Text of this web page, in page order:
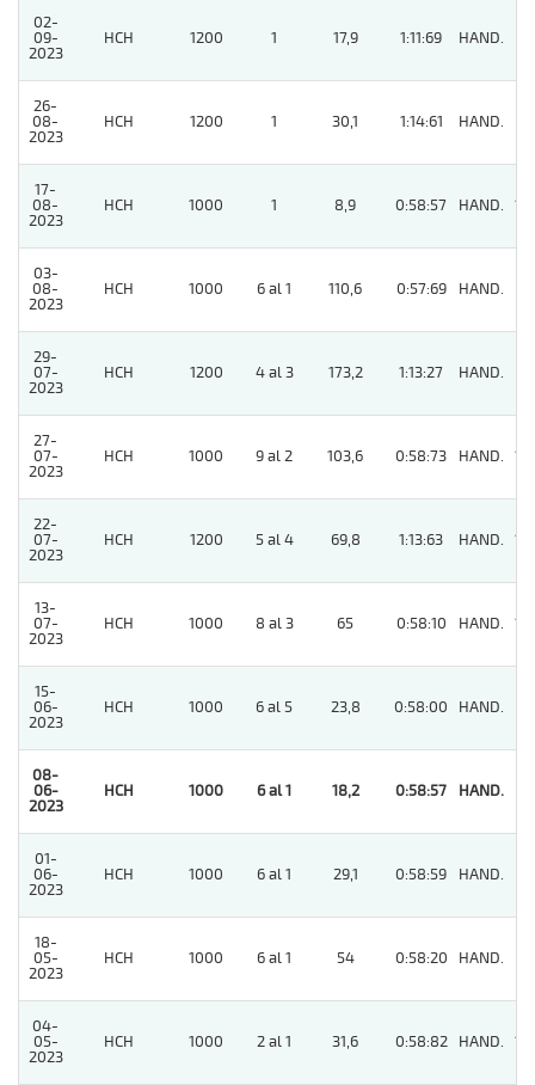
02-
09-
2023
HCH 1200 1 17,9 1:11:69 HAND.
26-
08-
2023
HCH 1200 1 30,1 1:14:61 HAND.
17-
08-
2023
HCH 1000 1 8,9 0:58:57 HAND. 10
03-
08-
2023
HCH 1000 6 al 1 110,6 0:57:69 HAND.
29-
07-
2023
HCH 1200 4 al 3 173,2 1:13:27 HAND.
27-
07-
2023
HCH 1000 9 al 2 103,6 0:58:73 HAND. 12
22-
07-
2023
HCH 1200 5 al 4 69,8 1:13:63 HAND. 13
13-
07-
2023
HCH 1000 8 al 3 65 0:58:10 HAND. 13
15-
06-
2023
HCH 1000 6 al 5 23,8 0:58:00 HAND.
08-
06-
2023
HCH 1000 6 al 1 18,2 0:58:57 HAND.
01-
06-
2023
HCH 1000 6 al 1 29,1 0:58:59 HAND.
18-
05-
2023
HCH 1000 6 al 1 54 0:58:20 HAND.
04-
05-
2023
HCH 1000 2 al 1 31,6 0:58:82 HAND. 14